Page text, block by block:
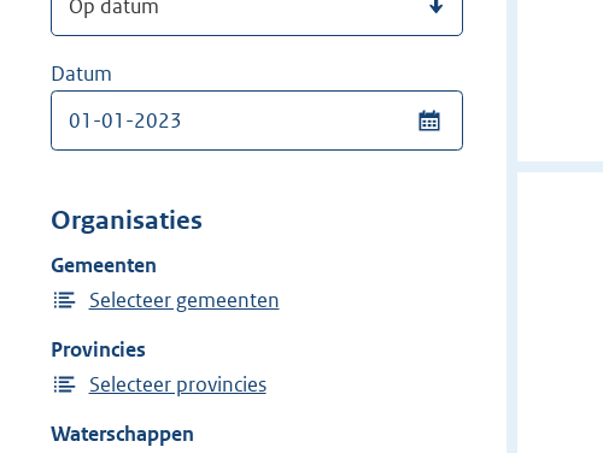
Datum
Organisaties
Gemeenten
Selecteer gemeenten
Provincies
Selecteer provincies
Waterschappen